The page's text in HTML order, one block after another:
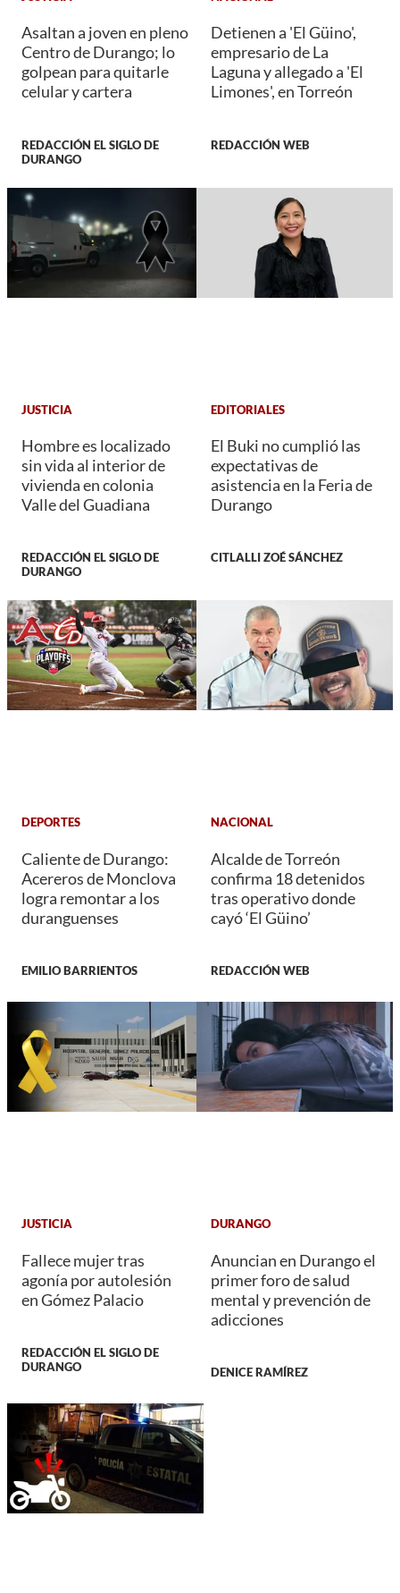
Asaltan a joven en pleno
Centro de Durango; lo
golpean para quitarle
celular y cartera
REDACCIÓN EL SIGLO DE
DURANGO
Detienen a 'El Güino',
empresario de La
Laguna y allegado a 'El
Limones', en Torreón
REDACCIÓN WEB
JUSTICIA
Hombre es localizado
sin vida al interior de
vivienda en colonia
Valle del Guadiana
REDACCIÓN EL SIGLO DE
DURANGO
EDITORIALES
El Buki no cumplió las
expectativas de
asistencia en la Feria de
Durango
CITLALLI ZOÉ SÁNCHEZ
DEPORTES
Caliente de Durango:
Acereros de Monclova
logra remontar a los
duranguenses
EMILIO BARRIENTOS
NACIONAL
Alcalde de Torreón
confirma 18 detenidos
tras operativo donde
cayó ‘El Güino’
REDACCIÓN WEB
JUSTICIA
Fallece mujer tras
agonía por autolesión
en Gómez Palacio
REDACCIÓN EL SIGLO DE
DURANGO
DURANGO
Anuncian en Durango el
primer foro de salud
mental y prevención de
adicciones
DENICE RAMÍREZ